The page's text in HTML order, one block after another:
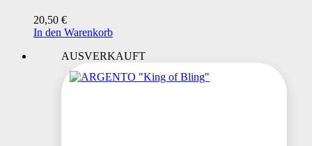
20,50 €
In den Warenkorb
AUSVERKAUFT